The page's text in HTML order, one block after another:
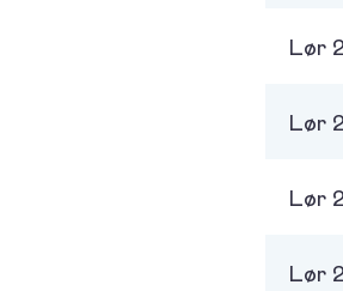
Lør
Lør
Lør
Lør